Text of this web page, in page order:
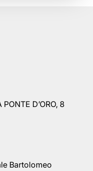
D’ORO, 8
Bartolomeo